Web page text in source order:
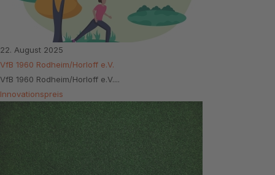
22. August 2025
VfB 1960 Rodheim/Horloff e.V.
VfB 1960 Rodheim/Horloff e.V....
Innovationspreis